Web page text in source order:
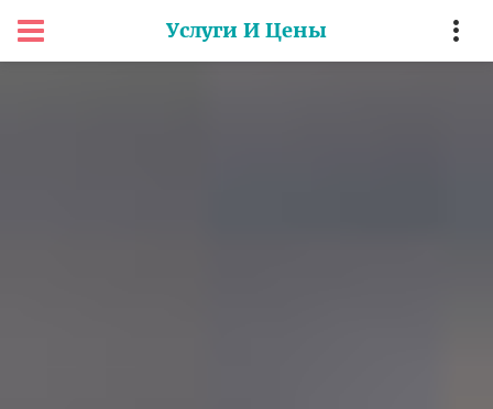
Услуги И Цены